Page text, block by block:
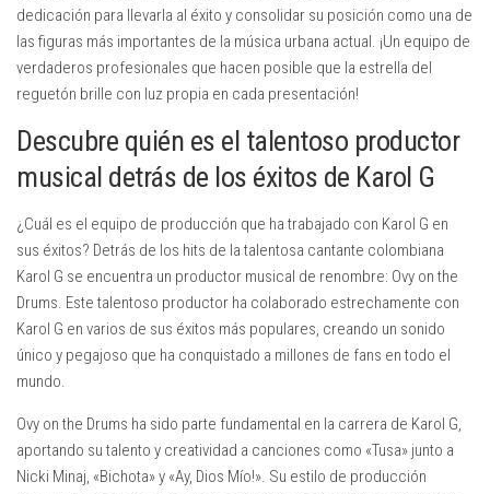
dedicación para llevarla al éxito y consolidar su posición como una de
las figuras más importantes de la música urbana actual. ¡Un equipo de
verdaderos profesionales que hacen posible que la estrella del
reguetón brille con luz propia en cada presentación!
Descubre quién es el talentoso productor
musical detrás de los éxitos de Karol G
¿Cuál es el equipo de producción que ha trabajado con Karol G en
sus éxitos? Detrás de los hits de la talentosa cantante colombiana
Karol G se encuentra un productor musical de renombre: Ovy on the
Drums. Este talentoso productor ha colaborado estrechamente con
Karol G en varios de sus éxitos más populares, creando un sonido
único y pegajoso que ha conquistado a millones de fans en todo el
mundo.
Ovy on the Drums ha sido parte fundamental en la carrera de Karol G,
aportando su talento y creatividad a canciones como «Tusa» junto a
Nicki Minaj, «Bichota» y «Ay, Dios Mío!». Su estilo de producción